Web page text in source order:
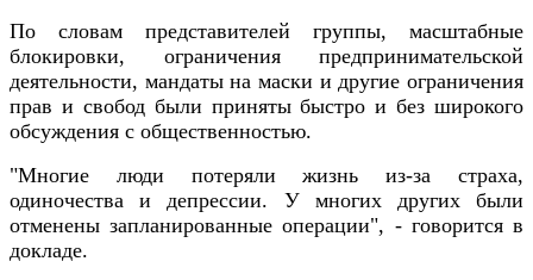
По словам представителей группы, масштабные
блокировки, ограничения предпринимательской
деятельности, мандаты на маски и другие ограничения
прав и свобод были приняты быстро и без широкого
обсуждения с общественностью.
"Многие люди потеряли жизнь из-за страха,
одиночества и депрессии. У многих других были
отменены запланированные операции", - говорится в
докладе.